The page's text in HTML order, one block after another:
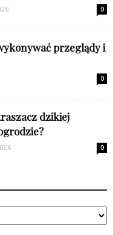
0
przeglądy i
0
dzikiej
0